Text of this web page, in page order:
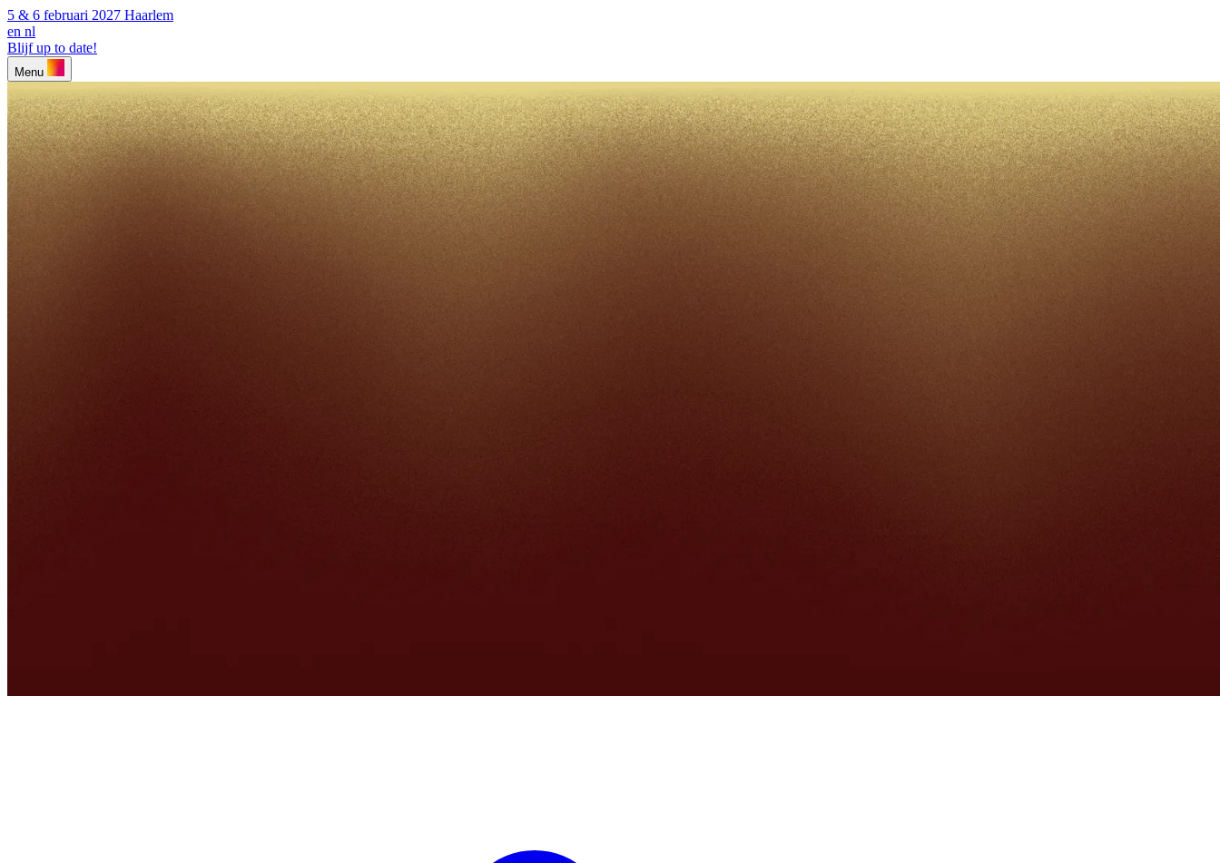
5 & 6 februari 2027 Haarlem
en nl
Blijf up to date!
Menu